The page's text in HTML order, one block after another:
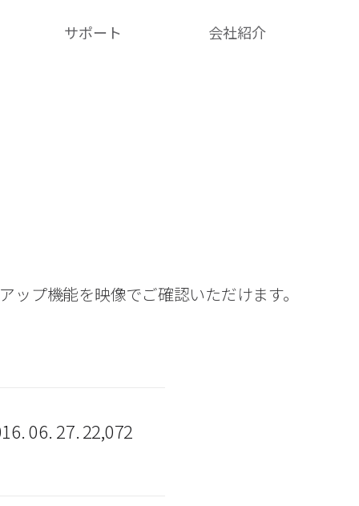
サポート 会社紹介​
プ機能を映像でご確認いただけます。
06. 27.22,072